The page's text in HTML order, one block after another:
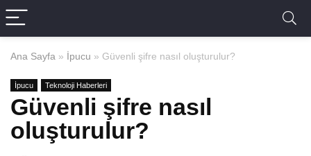
Ana Sayfa » İpucu » Güvenli şifre nasıl oluşturulur?
İpucu Teknoloji Haberleri
Güvenli şifre nasıl
oluşturulur?